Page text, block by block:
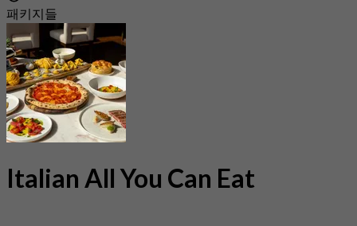
패키지들
Italian All You Can Eat